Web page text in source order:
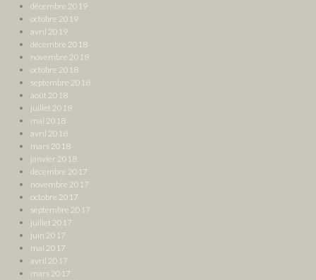
décembre 2019
octobre 2019
avril 2019
décembre 2018
novembre 2018
octobre 2018
septembre 2018
août 2018
juillet 2018
mai 2018
avril 2018
mars 2018
janvier 2018
décembre 2017
novembre 2017
octobre 2017
septembre 2017
juillet 2017
juin 2017
mai 2017
avril 2017
mars 2017